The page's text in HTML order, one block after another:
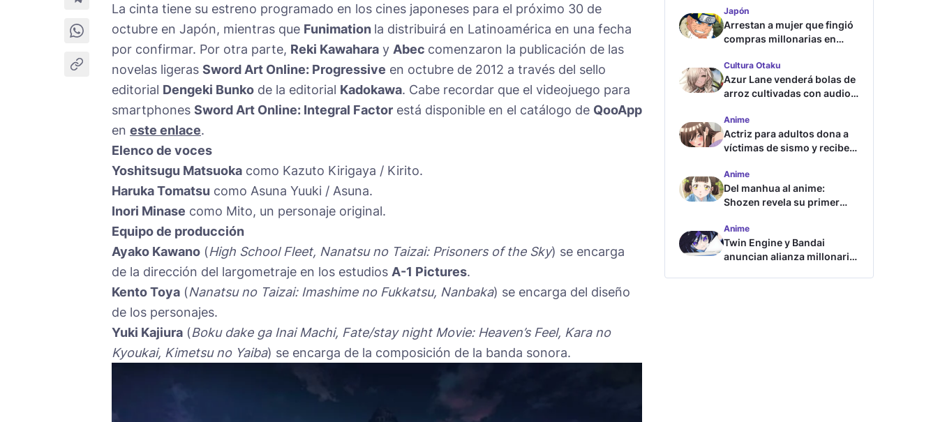
La cinta tiene su estreno programado en los cines japoneses para el próximo 30 de
octubre en Japón, mientras que Funimation la distribuirá en Latinoamérica en una fecha
por confirmar. Por otra parte, Reki Kawahara y Abec comenzaron la publicación de las
novelas ligeras Sword Art Online: Progressive en octubre de 2012 a través del sello
editorial Dengeki Bunko de la editorial Kadokawa. Cabe recordar que el videojuego para
smartphones Sword Art Online: Integral Factor está disponible en el catálogo de QooApp
en este enlace.
Elenco de voces
Yoshitsugu Matsuoka como Kazuto Kirigaya / Kirito.
Haruka Tomatsu como Asuna Yuuki / Asuna.
Inori Minase como Mito, un personaje original.
Equipo de producción
Ayako Kawano (High School Fleet, Nanatsu no Taizai: Prisoners of the Sky) se encarga
de la dirección del largometraje en los estudios A-1 Pictures.
Kento Toya (Nanatsu no Taizai: Imashime no Fukkatsu, Nanbaka) se encarga del diseño
de los personajes.
Yuki Kajiura (Boku dake ga Inai Machi, Fate/stay night Movie: Heaven’s Feel, Kara no
Kyoukai, Kimetsu no Yaiba) se encarga de la composición de la banda sonora.
Japón
Arrestan a mujer que fingió
compras millonarias en
Cultura Otaku
Azur Lane venderá bolas de
arroz cultivadas con audios
Anime
Actriz para adultos dona a
víctimas de sismo y recibe
Anime
Del manhua al anime:
Shozen revela su primer
Anime
Twin Engine y Bandai
anuncian alianza millonaria